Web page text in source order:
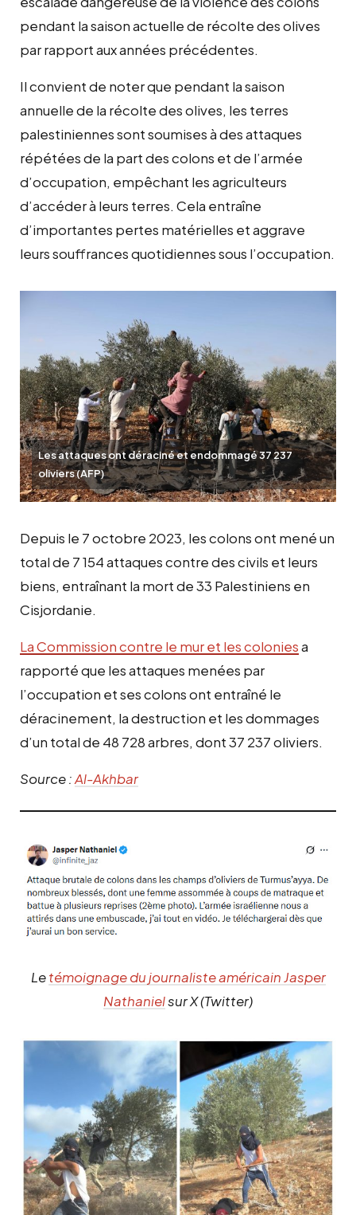
pendant la saison actuelle de récolte des olives
par rapport aux années précédentes.
Il convient de noter que pendant la saison
annuelle de la récolte des olives, les terres
palestiniennes sont soumises à des attaques
répétées de la part des colons et de l’armée
d’occupation, empêchant les agriculteurs
d’accéder à leurs terres. Cela entraîne
d’importantes pertes matérielles et aggrave
leurs souffrances quotidiennes sous l’occupation.
Les attaques ont déraciné et endommagé 37 237
oliviers (AFP)
Depuis le 7 octobre 2023, les colons ont mené un
total de 7 154 attaques contre des civils et leurs
biens, entraînant la mort de 33 Palestiniens en
Cisjordanie.
La Commission contre le mur et les coloniesa
rapporté que les attaques menées par
l’occupation et ses colons ont entraîné le
déracinement, la destruction et les dommages
d’un total de 48 728 arbres, dont 37 237 oliviers.
Source :Al-Akhbar
Letémoignage du journaliste américain Jasper
Nathanielsur X (Twitter)